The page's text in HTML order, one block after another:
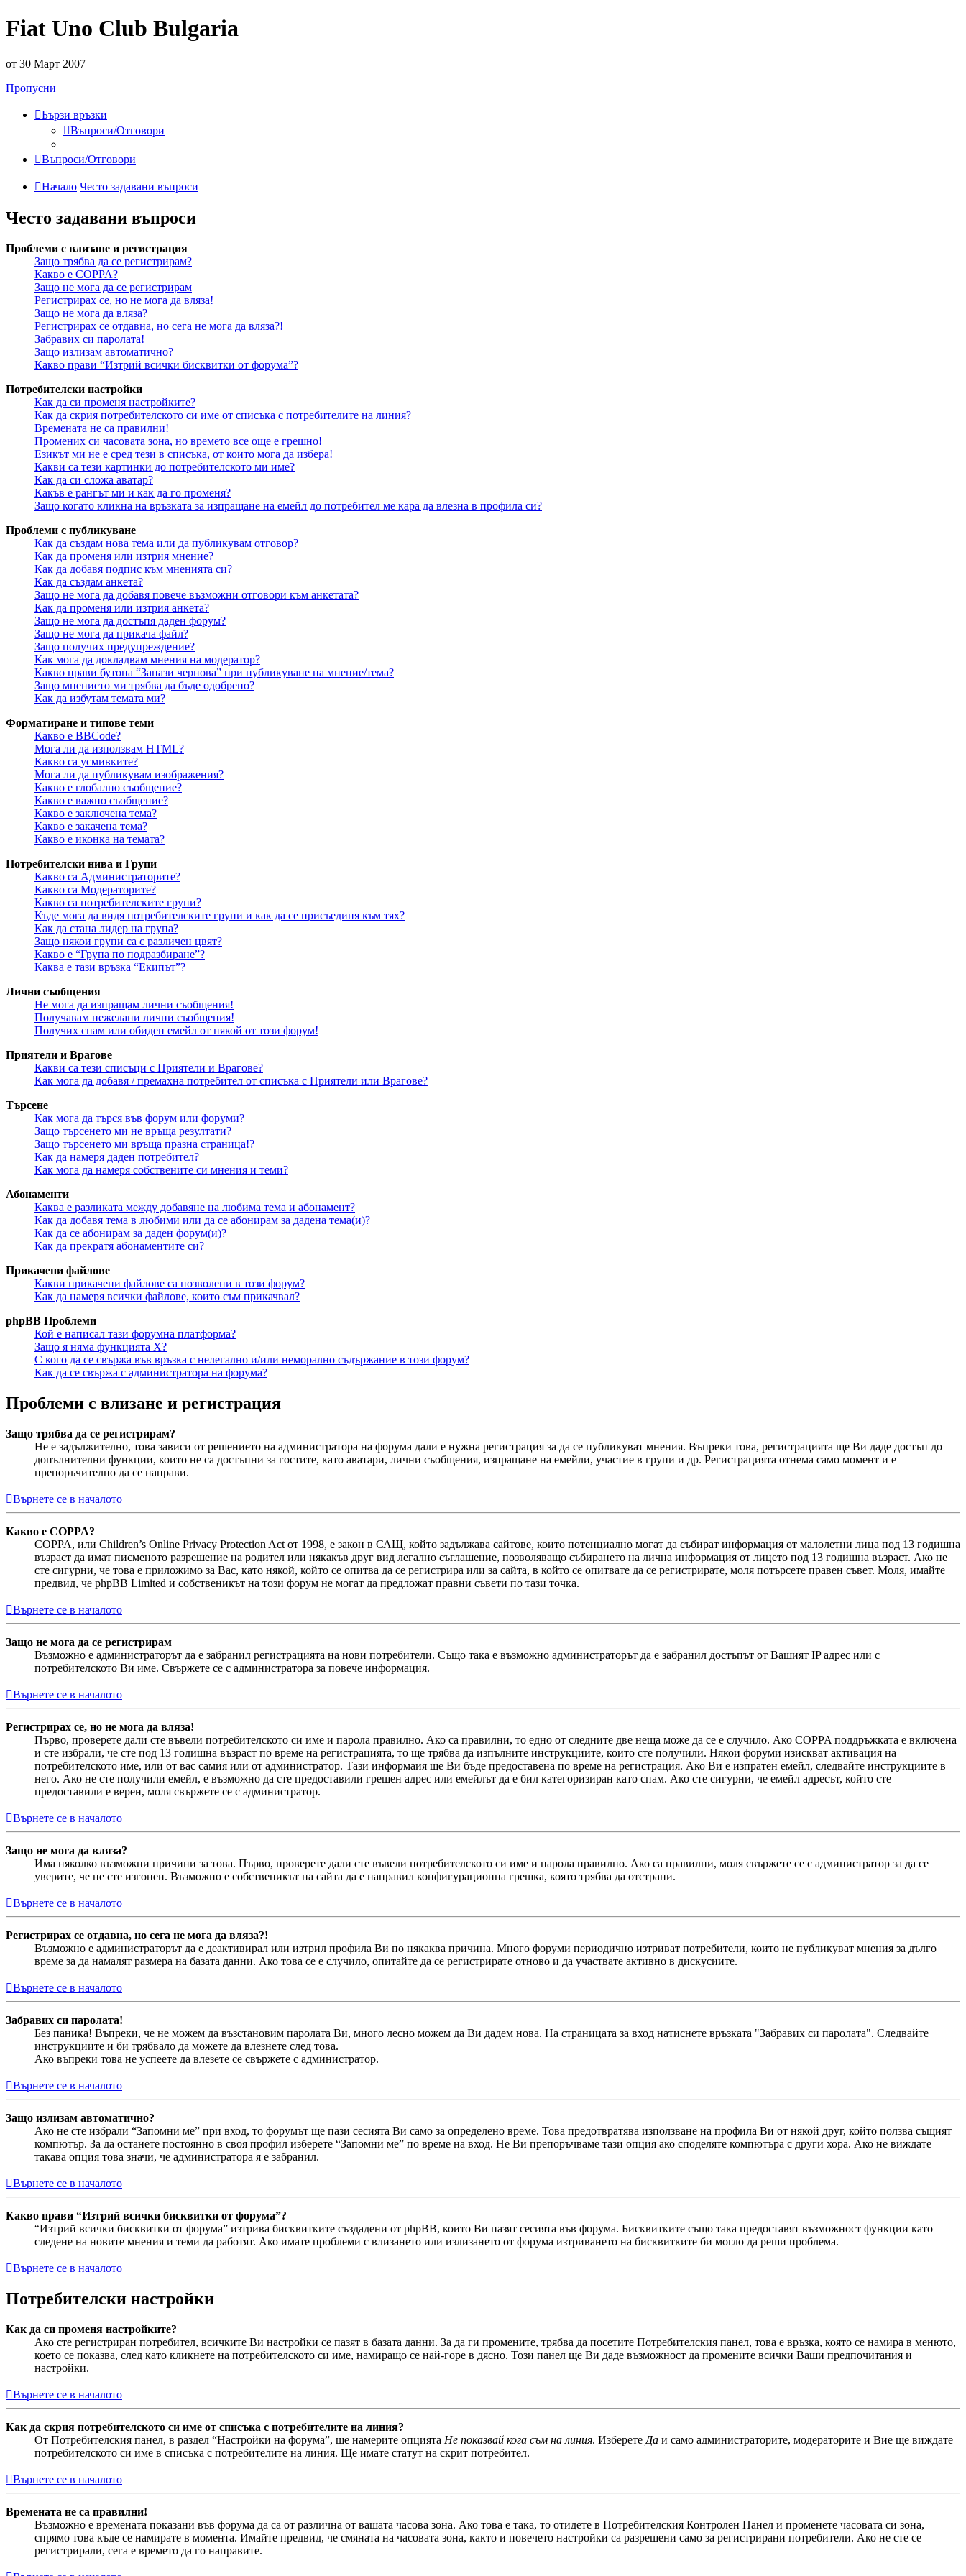
Fiat Uno Club Bulgaria
от 30 Март 2007
Пропусни
Бързи връзки
Въпроси/Отговори
Въпроси/Отговори
Начало Често задавани въпроси
Често задавани въпроси
Проблеми с влизане и регистрация
Защо трябва да се регистрирам?
Какво е COPPA?
Защо не мога да се регистрирам
Регистрирах се, но не мога да вляза!
Защо не мога да вляза?
Регистрирах се отдавна, но сега не мога да вляза?!
Забравих си паролата!
Защо излизам автоматично?
Какво прави “Изтрий всички бисквитки от форума”?
Потребителски настройки
Как да си променя настройките?
Как да скрия потребителското си име от списъка с потребителите на линия?
Времената не са правилни!
Промених си часовата зона, но времето все още е грешно!
Езикът ми не е сред тези в списъка, от които мога да избера!
Какви са тези картинки до потребителското ми име?
Как да си сложа аватар?
Какъв е рангът ми и как да го променя?
Защо когато кликна на връзката за изпращане на емейл до потребител ме кара да влезна в профила си?
Проблеми с публикуване
Как да създам нова тема или да публикувам отговор?
Как да променя или изтрия мнение?
Как да добавя подпис към мненията си?
Как да създам анкета?
Защо не мога да добавя повече възможни отговори към анкетата?
Как да променя или изтрия анкета?
Защо не мога да достъпя даден форум?
Защо не мога да прикача файл?
Защо получих предупреждение?
Как мога да докладвам мнения на модератор?
Какво прави бутона “Запази чернова” при публикуване на мнение/тема?
Защо мнението ми трябва да бъде одобрено?
Как да избутам темата ми?
Форматиране и типове теми
Какво е BBCode?
Мога ли да използвам HTML?
Какво са усмивките?
Мога ли да публикувам изображения?
Какво е глобално съобщение?
Какво е важно съобщение?
Какво е заключена тема?
Какво е закачена тема?
Какво е иконка на темата?
Потребителски нива и Групи
Какво са Администраторите?
Какво са Модераторите?
Какво са потребителските групи?
Къде мога да видя потребителските групи и как да се присъединя към тях?
Как да стана лидер на група?
Защо някои групи са с различен цвят?
Какво е “Група по подразбиране”?
Каква е тази връзка “Екипът”?
Лични съобщения
Не мога да изпращам лични съобщения!
Получавам нежелани лични съобщения!
Получих спам или обиден емейл от някой от този форум!
Приятели и Врагове
Какви са тези списъци с Приятели и Врагове?
Как мога да добавя / премахна потребител от списъка с Приятели или Врагове?
Търсене
Как мога да търся във форум или форуми?
Защо търсенето ми не връща резултати?
Защо търсенето ми връща празна страница!?
Как да намеря даден потребител?
Как мога да намеря собствените си мнения и теми?
Абонаменти
Каква е разликата между добавяне на любима тема и абонамент?
Как да добавя тема в любими или да се абонирам за дадена тема(и)?
Как да се абонирам за даден форум(и)?
Как да прекратя абонаментите си?
Прикачени файлове
Какви прикачени файлове са позволени в този форум?
Как да намеря всички файлове, които съм прикачвал?
phpBB Проблеми
Кой е написал тази форумна платформа?
Защо я няма функцията X?
С кого да се свържа във връзка с нелегално и/или неморално съдържание в този форум?
Как да се свържа с администратора на форума?
Проблеми с влизане и регистрация
Защо трябва да се регистрирам?
Не е задължително, това зависи от решението на администратора на форума дали е нужна регистрация за да се публикуват мнения. Въпреки това, регистрацията ще Ви даде достъп до
допълнителни функции, които не са достъпни за гостите, като аватари, лични съобщения, изпращане на емейли, участие в групи и др. Регистрацията отнема само момент и е
препоръчително да се направи.
Върнете се в началото
Какво е COPPA?
COPPA, или Children’s Online Privacy Protection Act от 1998, е закон в САЩ, който задължава сайтове, които потенциално могат да събират информация от малолетни лица под 13 годишна
възраст да имат писменото разрешение на родител или някакъв друг вид легално съглашение, позволяващо събирането на лична информация от лицето под 13 годишна възраст. Ако не
сте сигурни, че това е приложимо за Вас, като някой, който се опитва да се регистрира или за сайта, в който се опитвате да се регистрирате, моля потърсете правен съвет. Моля, имайте
предвид, че phpBB Limited и собственикът на този форум не могат да предложат правни съвети по тази точка.
Върнете се в началото
Защо не мога да се регистрирам
Възможно е администраторът да е забранил регистрацията на нови потребители. Също така е възможно администраторът да е забранил достъпът от Вашият IP адрес или с
потребителското Ви име. Свържете се с администратора за повече информация.
Върнете се в началото
Регистрирах се, но не мога да вляза!
Първо, проверете дали сте въвели потребителското си име и парола правилно. Ако са правилни, то едно от следните две неща може да се е случило. Ако COPPA поддръжката е включена
и сте избрали, че сте под 13 годишна възраст по време на регистрацията, то ще трябва да изпълните инструкциите, които сте получили. Някои форуми изискват активация на
потребителското име, или от вас самия или от администратор. Тази информаия ще Ви бъде предоставена по време на регистрация. Ако Ви е изпратен емейл, следвайте инструкциите в
него. Ако не сте получили емейл, е възможно да сте предоставили грешен адрес или емейлът да е бил категоризиран като спам. Ако сте сигурни, че емейл адресът, който сте
предоставили е верен, моля свържете се с администратор.
Върнете се в началото
Защо не мога да вляза?
Има няколко възможни причини за това. Първо, проверете дали сте въвели потребителското си име и парола правилно. Ако са правилни, моля свържете се с администратор за да се
уверите, че не сте изгонен. Възможно е собственикът на сайта да е направил конфигурационна грешка, която трябва да отстрани.
Върнете се в началото
Регистрирах се отдавна, но сега не мога да вляза?!
Възможно е администраторът да е деактивирал или изтрил профила Ви по някаква причина. Много форуми периодично изтриват потребители, които не публикуват мнения за дълго
време за да намалят размера на базата данни. Ако това се е случило, опитайте да се регистрирате отново и да участвате активно в дискусиите.
Върнете се в началото
Забравих си паролата!
Без паника! Въпреки, че не можем да възстановим паролата Ви, много лесно можем да Ви дадем нова. На страницата за вход натиснете връзката "Забравих си паролата". Следвайте
инструкциите и би трябвало да можете да влезнете след това.
Ако въпреки това не успеете да влезете се свържете с администратор.
Върнете се в началото
Защо излизам автоматично?
Ако не сте избрали “Запомни ме” при вход, то форумът ще пази сесията Ви само за определено време. Това предотвратява използване на профила Ви от някой друг, който ползва същият
компютър. За да останете постоянно в своя профил изберете “Запомни ме” по време на вход. Не Ви препоръчваме тази опция ако споделяте компютъра с други хора. Ако не виждате
такава опция това значи, че администратора я е забранил.
Върнете се в началото
Какво прави “Изтрий всички бисквитки от форума”?
“Изтрий всички бисквитки от форума” изтрива бисквитките създадени от phpBB, които Ви пазят сесията във форума. Бисквитките също така предоставят възможност функции като
следене на новите мнения и теми да работят. Ако имате проблеми с влизането или излизането от форума изтриването на бисквитките би могло да реши проблема.
Върнете се в началото
Потребителски настройки
Как да си променя настройките?
Ако сте регистриран потребител, всичките Ви настройки се пазят в базата данни. За да ги промените, трябва да посетите Потребителския панел, това е връзка, която се намира в менюто,
което се показва, след като кликнете на потребителското си име, намиращо се най-горе в дясно. Този панел ще Ви даде възможност да промените всички Ваши предпочитания и
настройки.
Върнете се в началото
Как да скрия потребителското си име от списъка с потребителите на линия?
От Потребителския панел, в раздел “Настройки на форума”, ще намерите опцията Не показвай кога съм на линия. Изберете Да и само администраторите, модераторите и Вие ще виждате
потребителското си име в списъка с потребителите на линия. Ще имате статут на скрит потребител.
Върнете се в началото
Времената не са правилни!
Възможно е времената показани във форума да са от различна от вашата часова зона. Ако това е така, то отидете в Потребителския Контролен Панел и променете часовата си зона,
спрямо това къде се намирате в момента. Имайте предвид, че смяната на часовата зона, както и повечето настройки са разрешени само за регистрирани потребители. Ако не сте се
регистрирали, сега е времето да го направите.